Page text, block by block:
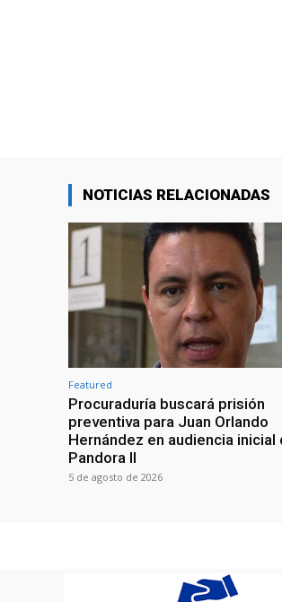
NOTICIAS RELACIONADAS
Featured
Procuraduría buscará prisión
preventiva para Juan Orlando
Hernández en audiencia inicial
Pandora II
5 de agosto de 2026